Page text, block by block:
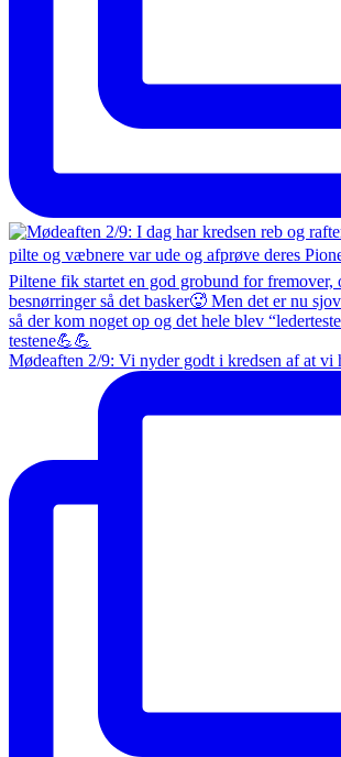
Mødeaften 2/9: Vi nyder godt i kredsen af at vi